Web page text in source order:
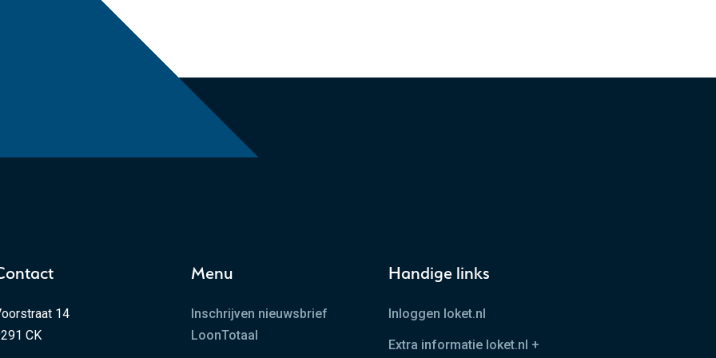
14
CK
Menu
Inschrijven nieuwsbrief
LoonTotaal
Handige links
Inloggen loket.nl
Extra informatie loket.nl +